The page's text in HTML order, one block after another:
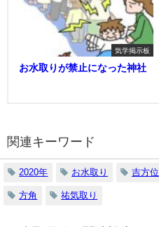
気学掲示板
お水取りが禁止になった神社
関連キーワード
2020年 お水取り 吉方位
方角 祐気取り